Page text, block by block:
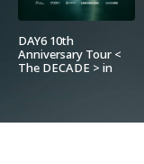
DAY6 10th
Anniversary Tour <
The DECADE > in